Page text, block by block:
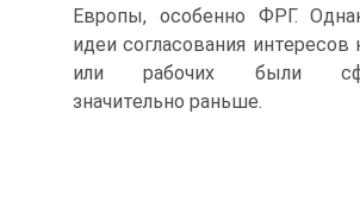
Европы, особенно ФРГ.
идеи согласования интересов
или рабочих были
значительно раньше.